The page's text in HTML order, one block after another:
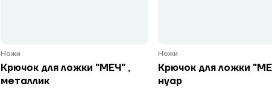
Ножи
Крючок для ложки "МЕЧ" ,
металлик
Ножи
Крючок для ложки
нуар